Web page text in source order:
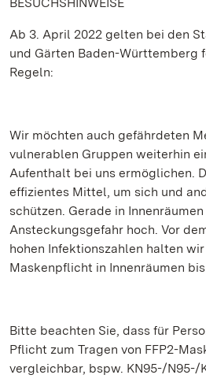
Ab 3. April 2022 gelten bei den
und Gärten Baden-Württemberg
Regeln:
Wir möchten auch gefährdeten
vulnerablen Gruppen weiterhin
Aufenthalt bei uns ermöglichen.
effizientes Mittel, um sich und
schützen. Gerade in
Ansteckungsgefahr hoch. Vor
hohen Infektionszahlen halten
Maskenpflicht in Innenräumen
Bitte beachten Sie, dass für
Pflicht zum Tragen von FFP2-
vergleichbar, bspw. KN95-/N95-/